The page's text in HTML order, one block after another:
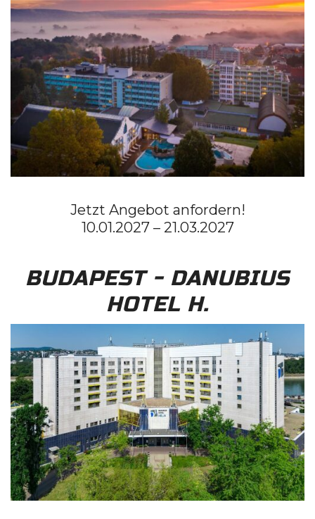
Jetzt Angebot anfordern!
10.01.2027 – 21.03.2027
BUDAPEST - DANUBIUS
HOTEL H.